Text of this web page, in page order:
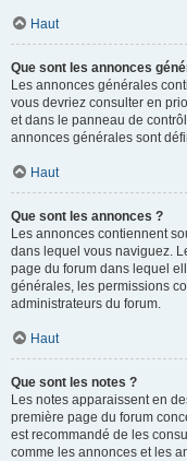
Haut
Que sont les annonces
Les annonces générales
vous devriez consulter en
et dans le panneau de
annonces générales sont
Haut
Que sont les annonces ?
Les annonces contiennent
dans lequel vous naviguez.
page du forum dans lequel
générales, les permissions
administrateurs du forum.
Haut
Que sont les notes ?
Les notes apparaissent en
première page du forum
est recommandé de les
comme les annonces et les